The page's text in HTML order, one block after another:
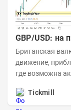
GBP/USD: на
Британская
движение,
где возможна
Tickmill